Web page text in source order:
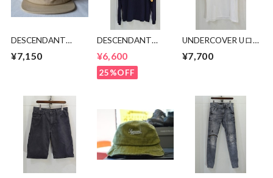
DESCENDANT
¥7,150
DESCENDANT
¥6,600
25%OFF
UNDERCOVER Uロ
¥7,700